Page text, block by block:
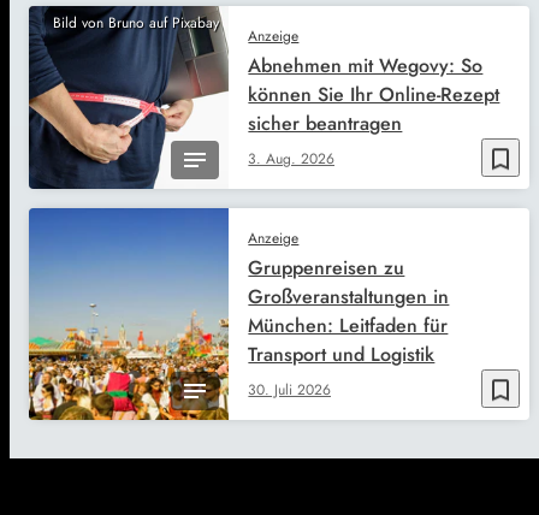
Bild von Bruno auf Pixabay
bookmark_border
Anzeige
3. Aug. 2026
Abnehmen mit Wegovy: So
können Sie Ihr Online-Rezept
sicher beantragen
bookmark_border
Anzeige
30. Juli 2026
Gruppenreisen zu
Großveranstaltungen in
München: Leitfaden für
Transport und Logistik